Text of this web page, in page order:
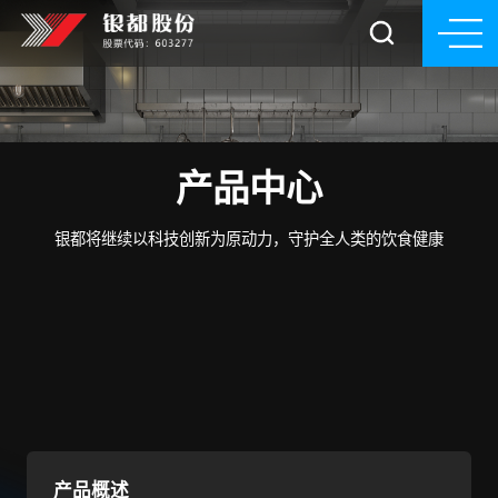
产品中心
银都将继续以科技创新为原动力，守护全人类的饮食健康
产品概述